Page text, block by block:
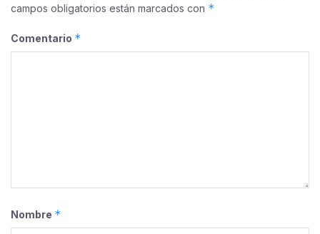
campos obligatorios están marcados con *
Comentario *
Nombre *